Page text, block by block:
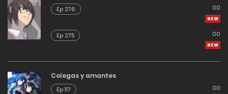
Ep 276 00
Ep 275 00
Colegas y amantes
Ep 117 00